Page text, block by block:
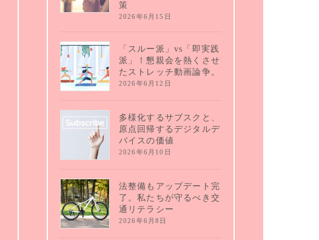
策
2026年6月15日
「スルー派」vs「即実践
派」！懇親会を熱くさせ
たストレッチ動画論争。
2026年6月12日
多様化するサブスクと、
原点回帰するデジタルデ
バイスの価値
2026年6月10日
法整備もアップデート完
了。私たちが守るべき交
通リテラシー
2026年6月8日